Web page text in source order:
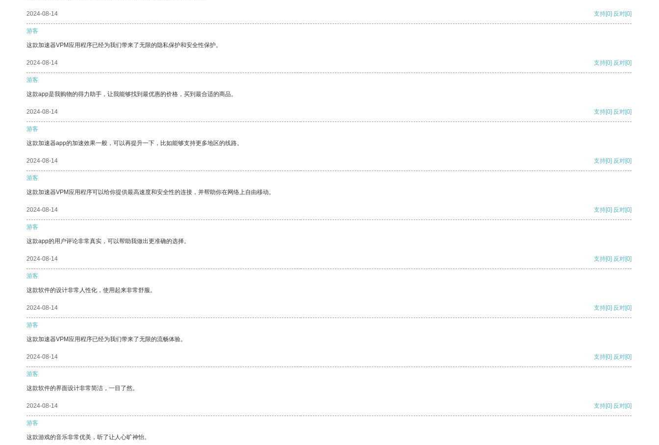
2024-08-14 支持[0] 反对[0]
游客
这款加速器VPM应用程序已经为我们带来了无限的隐私保护和安全性保护。
2024-08-14 支持[0] 反对[0]
游客
这款app是我购物的得力助手，让我能够找到最优惠的价格，买到最合适的商品。
2024-08-14 支持[0] 反对[0]
游客
这款加速器app的加速效果一般，可以再提升一下，比如能够支持更多地区的线路。
2024-08-14 支持[0] 反对[0]
游客
这款加速器VPM应用程序可以给你提供最高速度和安全性的连接，并帮助你在网络上自由移动。
2024-08-14 支持[0] 反对[0]
游客
这款app的用户评论非常真实，可以帮助我做出更准确的选择。
2024-08-14 支持[0] 反对[0]
游客
这款软件的设计非常人性化，使用起来非常舒服。
2024-08-14 支持[0] 反对[0]
游客
这款加速器VPM应用程序已经为我们带来了无限的流畅体验。
2024-08-14 支持[0] 反对[0]
游客
这款软件的界面设计非常简洁，一目了然。
2024-08-14 支持[0] 反对[0]
游客
这款游戏的音乐非常优美，听了让人心旷神怡。